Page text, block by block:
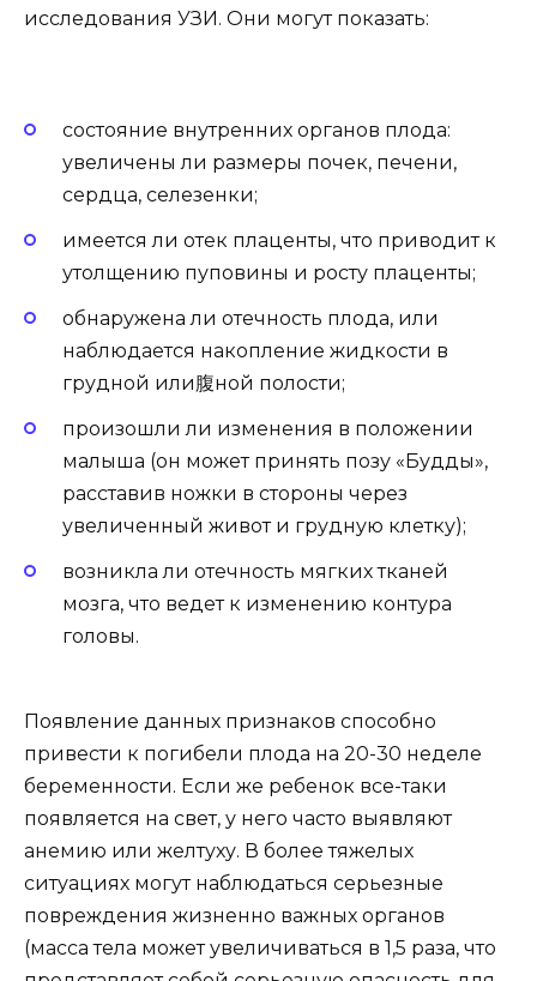
исследования УЗИ. Они могут показать:
состояние внутренних органов плода:
увеличены ли размеры почек, печени,
сердца, селезенки;
имеется ли отек плаценты, что приводит к
утолщению пуповины и росту плаценты;
обнаружена ли отечность плода, или
наблюдается накопление жидкости в
грудной или腹ной полости;
произошли ли изменения в положении
малыша (он может принять позу «Будды»,
расставив ножки в стороны через
увеличенный живот и грудную клетку);
возникла ли отечность мягких тканей
мозга, что ведет к изменению контура
головы.
Появление данных признаков способно
привести к погибели плода на 20-30 неделе
беременности. Если же ребенок все-таки
появляется на свет, у него часто выявляют
анемию или желтуху. В более тяжелых
ситуациях могут наблюдаться серьезные
повреждения жизненно важных органов
(масса тела может увеличиваться в 1,5 раза, что